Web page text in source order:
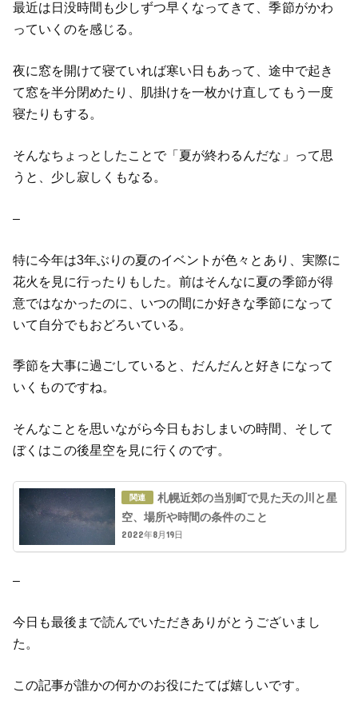
最近は日没時間も少しずつ早くなってきて、季節がかわ
っていくのを感じる。
夜に窓を開けて寝ていれば寒い日もあって、途中で起き
て窓を半分閉めたり、肌掛けを一枚かけ直してもう一度
寝たりもする。
そんなちょっとしたことで「夏が終わるんだな」って思
うと、少し寂しくもなる。
–
特に今年は3年ぶりの夏のイベントが色々とあり、実際に
花火を見に行ったりもした。前はそんなに夏の季節が得
意ではなかったのに、いつの間にか好きな季節になって
いて自分でもおどろいている。
季節を大事に過ごしていると、だんだんと好きになって
いくものですね。
そんなことを思いながら今日もおしまいの時間、そして
ぼくはこの後星空を見に行くのです。
札幌近郊の当別町で見た天の川と星
空、場所や時間の条件のこと
2022年8月19日
–
今日も最後まで読んでいただきありがとうございまし
た。
この記事が誰かの何かのお役にたてば嬉しいです。